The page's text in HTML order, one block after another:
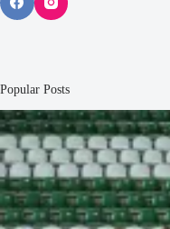
Popular Posts